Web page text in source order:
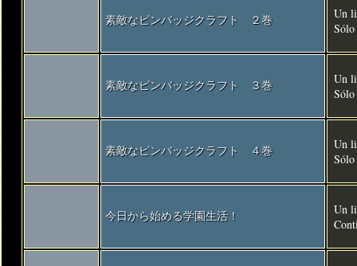
素敵なピンバッジクラフト ２巻
Un
Sólo
素敵なピンバッジクラフト ３巻
Un
Sólo
素敵なピンバッジクラフト ４巻
Un
Sólo
今日から始める学園生活！
Un